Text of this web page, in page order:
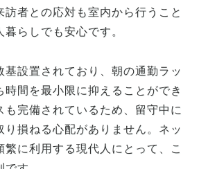
訪者との応対も室内から行うこと
らしでも安心です。
基設置されており、朝の通勤ラッ
時間を最小限に抑えることができ
も完備されているため、留守中に
り損ねる心配がありません。ネッ
繁に利用する現代人にとって、こ